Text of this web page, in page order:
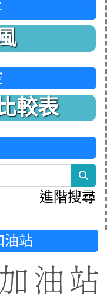
較表
進階搜尋
油站